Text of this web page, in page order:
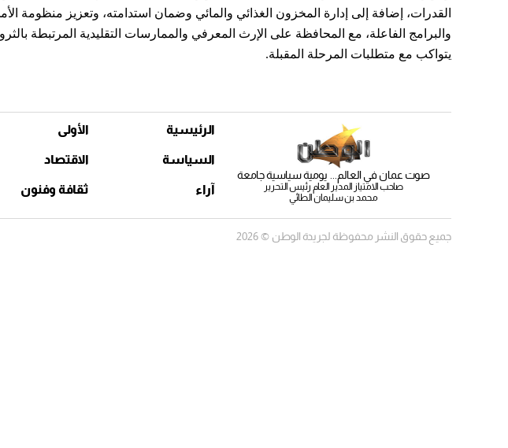
القدرات، إضافة إلى إدارة المخزون الغذائي والمائي وضمان استدامته، وتعزيز منظومة
والبرامج الفاعلة، مع المحافظة على الإرث المعرفي والممارسات التقليدية المرتبطة
يتواكب مع متطلبات المرحلة المقبلة.
صوت عمان في العالم... يومية سياسية جامعة
صاحب الامتياز المدير العام رئيس التحرير
محمد بن سليمان الطائي
الرئيسية
السياسة
آراء
الأولى
الاقتصاد
ثقافة وفنون
جميع حقوق النشر محفوظة لجريدة الوطن © 2026